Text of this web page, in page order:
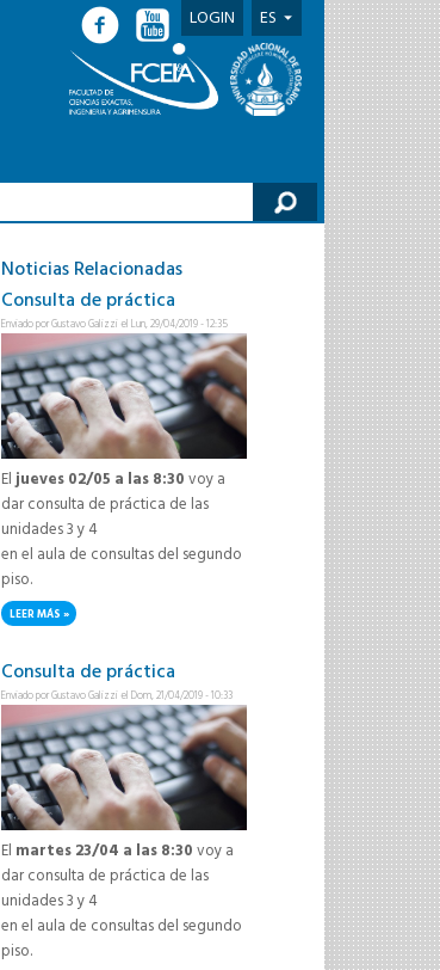
LOGIN ES
Noticias Relacionadas
Consulta de práctica
Enviado porGustavo Galizzi el Lun, 29/04/2019 - 12:35
Eljueves 02/05 a las 8:30voy a
dar consulta de práctica de las
unidades 3 y 4
en el aula de consultas del segundo
piso.
LEER MÁS SOBRE CONSULTA DE PRÁCTICA
Consulta de práctica
Enviado porGustavo Galizzi el Dom, 21/04/2019 - 10:33
El martes 23/04 a las 8:30voy a
dar consulta de práctica de las
unidades 3 y 4
en el aula de consultas del segundo
piso.